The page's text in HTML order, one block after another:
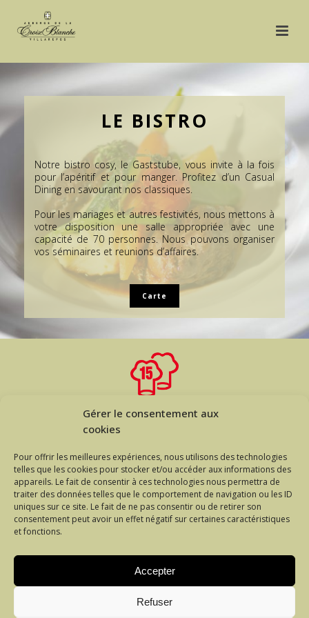
Gérer le consentement aux
cookies
Pour offrir les meilleures expériences, nous utilisons des technologies
telles que les cookies pour stocker et/ou accéder aux informations des
appareils. Le fait de consentir à ces technologies nous permettra de
traiter des données telles que le comportement de navigation ou les ID
uniques sur ce site. Le fait de ne pas consentir ou de retirer son
consentement peut avoir un effet négatif sur certaines caractéristiques
et fonctions.
Accepter
Refuser
LE BISTRO
Notre bistro cosy, le Gaststube, vous invite à la fois
pour l’apéritif et pour manger. Profitez d’un Casual
Dining en savourant nos classiques.
Pour les mariages et autres festivités, nous mettons à
votre disposition une salle appropriée avec une
capacité de 70 personnes. Nous pouvons organiser
vos séminaires et reunions d’affaires.
Carte
RÉSERVATION PAR TÉLÉPHONE